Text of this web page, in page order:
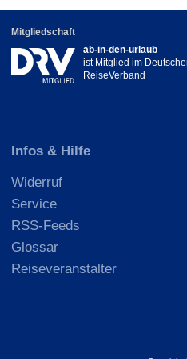
Mitgliedschaft
ab-in-den-urlaub
ist Mitglied im
ReiseVerband
Infos & Hilfe
Widerruf
Service
RSS-Feeds
Glossar
Reiseveranstalter